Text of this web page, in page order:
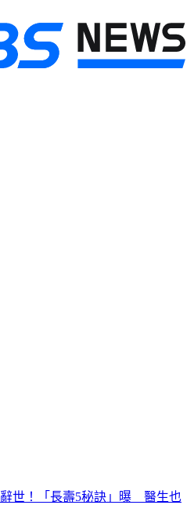
外減緩！標普、那指「雙開高」